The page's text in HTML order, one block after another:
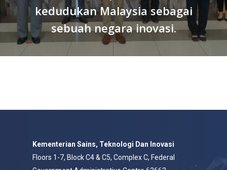
kedudukan Malaysia sebagai
sebuah negara inovasi.
Kementerian Sains, Teknologi Dan Inovasi
Floors 1-7, Block C4 & C5, Complex C, Federal